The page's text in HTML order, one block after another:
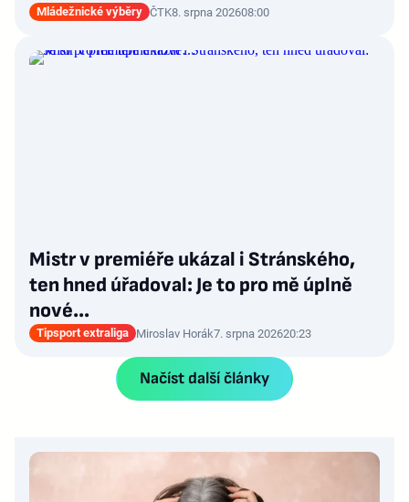
Mládežnické výběry ČTK8. srpna 202608:00
Mistr v premiéře ukázal i Stránského,
ten hned úřadoval: Je to pro mě úplně
nové…
Tipsport extraliga Miroslav Horák7. srpna 202620:23
Načíst další články